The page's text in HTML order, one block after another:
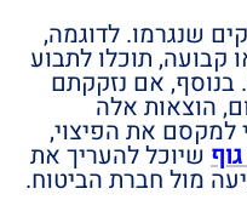
שנגרמו. לדוגמה,
קבועה, תוכלו לתבוע
בנוסף, אם נזקקתם
הוצאות אלה
למקסם את הפיצוי,
שיוכל להעריך את
מול חברת הביטוח.